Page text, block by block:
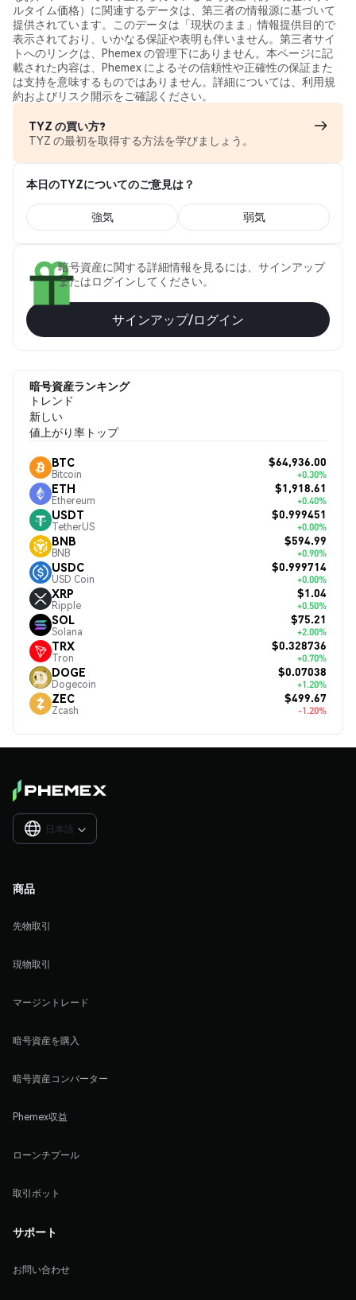
ルタイム価格）に関連するデータは、第三者の情報源に基づいて
提供されています。このデータは「現状のまま」情報提供目的で
表示されており、いかなる保証や表明も伴いません。第三者サイ
トへのリンクは、Phemex の管理下にありません。本ページに記
載された内容は、Phemex によるその信頼性や正確性の保証また
は支持を意味するものではありません。詳細については、利用規
約およびリスク開示をご確認ください。
TYZ の買い方?
TYZ の最初を取得する方法を学びましょう。
本日のTYZについてのご意見は？
強気 弱気
暗号資産に関する詳細情報を見るには、サインアップ
またはログインしてください。
サインアップ/ログイン
暗号資産ランキング
トレンド
新しい
値上がり率トップ
BTC
Bitcoin
$64,936.00
+0.30%
ETH
Ethereum
$1,918.61
+0.40%
USDT
TetherUS
$0.999451
+0.00%
BNB
BNB
$594.99
+0.90%
USDC
USD Coin
$0.999714
+0.00%
XRP
Ripple
$1.04
+0.50%
SOL
Solana
$75.21
+2.00%
TRX
Tron
$0.328736
+0.70%
DOGE
Dogecoin
$0.07038
+1.20%
ZEC
Zcash
$499.67
-1.20%
日本語 
商品
先物取引
現物取引
マージントレード
暗号資産を購入
暗号資産コンバーター
Phemex収益
ローンチプール
取引ボット
サポート
お問い合わせ